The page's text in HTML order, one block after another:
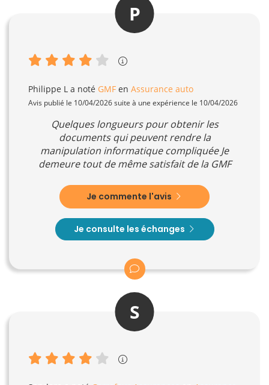
P
Philippe L a noté GMF en Assurance auto
Avis publié le 10/04/2026 suite à une expérience le 10/04/2026
Quelques longueurs pour obtenir les
documents qui peuvent rendre la
manipulation informatique compliquée Je
demeure tout de même satisfait de la GMF
Je commente l'avis
Je consulte les échanges
S